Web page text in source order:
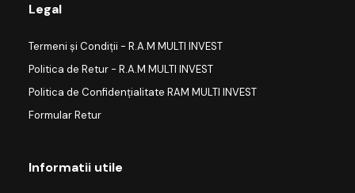
Legal
Termeni și Condiții - R.A.M MULTI INVEST
Politica de Retur - R.A.M MULTI INVEST
Politica de Confidențialitate RAM MULTI INVEST
Formular Retur
Informatii utile